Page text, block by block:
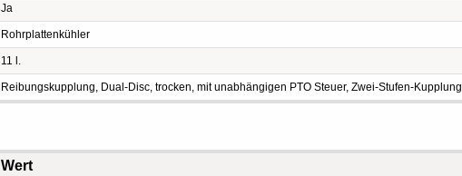
Ja
Rohrplattenkühler
11 l.
Reibungskupplung, Dual-Disc, trocken, mit unabhängigen PTO Steuer, Zwei-Stufen-Kupplung
Wert